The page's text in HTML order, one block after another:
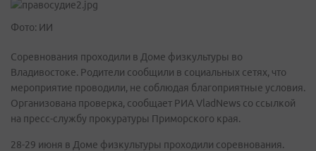
Фото: ИИ
Соревнования проходили в Доме физкультуры во
Владивостоке. Родители сообщили в социальных сетях, что
мероприятие проводили, не соблюдая благоприятные условия.
Организована проверка, сообщает РИА VladNews со ссылкой
на пресс-службу прокуратуры Приморского края.
28-29 июня в Доме физкультуры проходили соревнования.